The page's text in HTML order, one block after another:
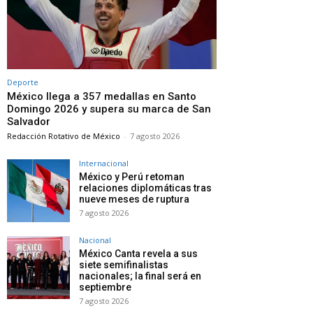
Deporte
México llega a 357 medallas en Santo
Domingo 2026 y supera su marca de San
Salvador
Redacción Rotativo de México - 7 agosto 2026
Internacional
México y Perú retoman
relaciones diplomáticas tras
nueve meses de ruptura
7 agosto 2026
Nacional
México Canta revela a sus
siete semifinalistas
nacionales; la final será en
septiembre
7 agosto 2026